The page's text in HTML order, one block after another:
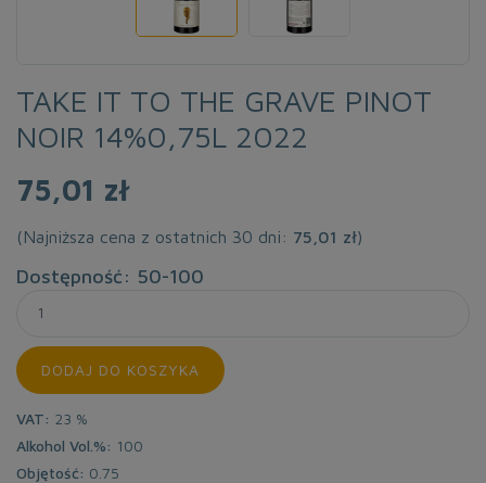
TAKE IT TO THE GRAVE PINOT
NOIR 14%0,75L 2022
75,01 zł
(Najniższa cena z ostatnich 30 dni: 75,01 zł)
Dostępność: 50-100
DODAJ DO KOSZYKA
VAT: 23 %
Alkohol Vol.%: 100
Objętość: 0.75